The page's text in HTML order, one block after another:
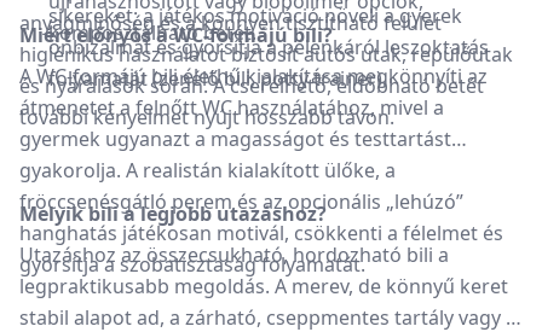
sikereket; a játékos motiváció növeli a gyerek
önbizalmát és gyorsítja a pelenkáról leszoktatás
folyamatát (zenélő bili, potty trainer).
komposztálható betét.
anyagminőség és a könnyen tisztítható felület
higiénikus használatot biztosít autós utak, repülőutak
és nyaralások során. A cserélhető, eldobható betét
további kényelmet nyújt hosszabb távon.
Miért előnyös a WC-formájú bili?
A WC-formájú bili élethű kialakítása megkönnyíti az
átmenetet a felnőtt WC használatához, mivel a
gyermek ugyanazt a magasságot és testtartást
gyakorolja. A realistán kialakított ülőke, a
fröccsenésgátló perem és az opcionális „lehúzó”
hanghatás játékosan motivál, csökkenti a félelmet és
gyorsítja a szobatisztaság folyamatát.
Melyik bili a legjobb utazáshoz?
Utazáshoz az összecsukható, hordozható bili a
legpraktikusabb megoldás. A merev, de könnyű keret
stabil alapot ad, a zárható, cseppmentes tartály vagy a